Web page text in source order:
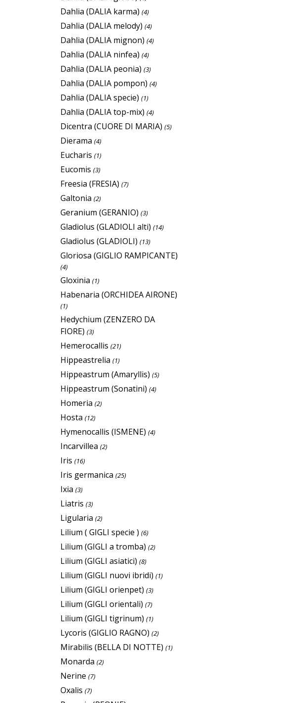
Dahlia (DALIA karma) (4)
Dahlia (DALIA melody) (4)
Dahlia (DALIA mignon) (4)
Dahlia (DALIA ninfea) (4)
Dahlia (DALIA peonia) (3)
Dahlia (DALIA pompon) (4)
Dahlia (DALIA specie) (1)
Dahlia (DALIA top-mix) (4)
Dicentra (CUORE DI MARIA) (5)
Dierama (4)
Eucharis (1)
Eucomis (3)
Freesia (FRESIA) (7)
Galtonia (2)
Geranium (GERANIO) (3)
Gladiolus (GLADIOLI alti) (14)
Gladiolus (GLADIOLI) (13)
Gloriosa (GIGLIO RAMPICANTE)
(4)
Gloxinia (1)
Habenaria (ORCHIDEA AIRONE)
(1)
Hedychium (ZENZERO DA
FIORE) (3)
Hemerocallis (21)
Hippeastrelia (1)
Hippeastrum (Amaryllis) (5)
Hippeastrum (Sonatini) (4)
Homeria (2)
Hosta (12)
Hymenocallis (ISMENE) (4)
Incarvillea (2)
Iris (16)
Iris germanica (25)
Ixia (3)
Liatris (3)
Ligularia (2)
Lilium ( GIGLI specie ) (6)
Lilium (GIGLI a tromba) (2)
Lilium (GIGLI asiatici) (8)
Lilium (GIGLI nuovi ibridi) (1)
Lilium (GIGLI orienpet) (3)
Lilium (GIGLI orientali) (7)
Lilium (GIGLI tigrinum) (1)
Lycoris (GIGLIO RAGNO) (2)
Mirabilis (BELLA DI NOTTE) (1)
Monarda (2)
Nerine (7)
Oxalis (7)